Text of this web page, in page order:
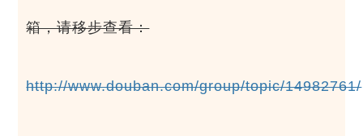
箱，请移步查看：
http://www.douban.com/group/topic/14982761/